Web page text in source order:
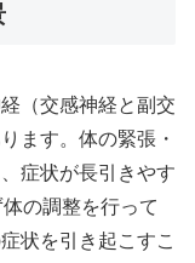
（交感神経と副交
ます。体の緊張・
症状が長引きやす
の調整を行って
状を引き起こすこ